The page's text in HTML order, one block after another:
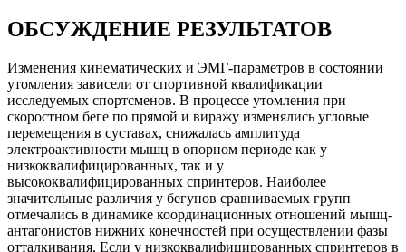
ОБСУЖДЕНИЕ РЕЗУЛЬТАТОВ
Изменения кинематических и ЭМГ-параметров в состоянии
утомления зависели от спортивной квалификации
исследуемых спортсменов. В процессе утомления при
скоростном беге по прямой и виражу изменялись угловые
перемещения в суставах, снижалась амплитуда
электроактивности мышц в опорном периоде как у
низкоквалифицированных, так и у
высококвалифицированных спринтеров. Наиболее
значительные различия у бегунов сравниваемых групп
отмечались в динамике координационных отношений мышц-
антагонистов нижних конечностей при осуществлении фазы
отталкивания. Если у низкоквалифицированных спринтеров в